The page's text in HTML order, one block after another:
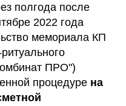
полгода после
2022 года
мемориала КП
ПРО")
процедуре на